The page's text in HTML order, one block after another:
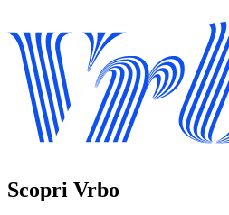
Scopri Vrbo